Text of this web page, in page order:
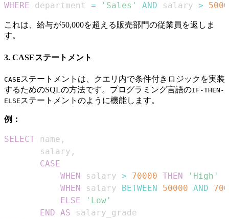
WHERE department = 'Sales' AND salary >
これは、給与が50,000を超える販売部門の従業員を返しま
す。
3. CASEステートメント
CASE ステートメントは、クエリ内で条件付きロジックを実装
するためのSQLの方法です。プログラミング言語のIF-THEN-
ELSE ステートメントのように機能します。
例：
SELECT name ,
       salary
,
CASE
WHEN salary > 70000 THEN
'High'
WHEN salary BETWEEN 50000 AND
ELSE
'Low'
END AS